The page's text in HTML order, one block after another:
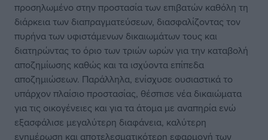
προσηλωμένο στην προστασία των επιβατών καθόλη τη
διάρκεια των διαπραγματεύσεων, διασφαλίζοντας τον
πυρήνα των υφιστάμενων δικαιωμάτων τους και
διατηρώντας το όριο των τριών ωρών για την καταβολή
αποζημίωσης καθώς και τα ισχύοντα επίπεδα
αποζημιώσεων. Παράλληλα, ενίσχυσε ουσιαστικά το
υπάρχον πλαίσιο προστασίας, θέσπισε νέα δικαιώματα
για τις οικογένειες και για τα άτομα με αναπηρία ενώ
εξασφάλισε μεγαλύτερη διαφάνεια, καλύτερη
ενημέρωση και αποτελεσματικότερη εφαρμογή των